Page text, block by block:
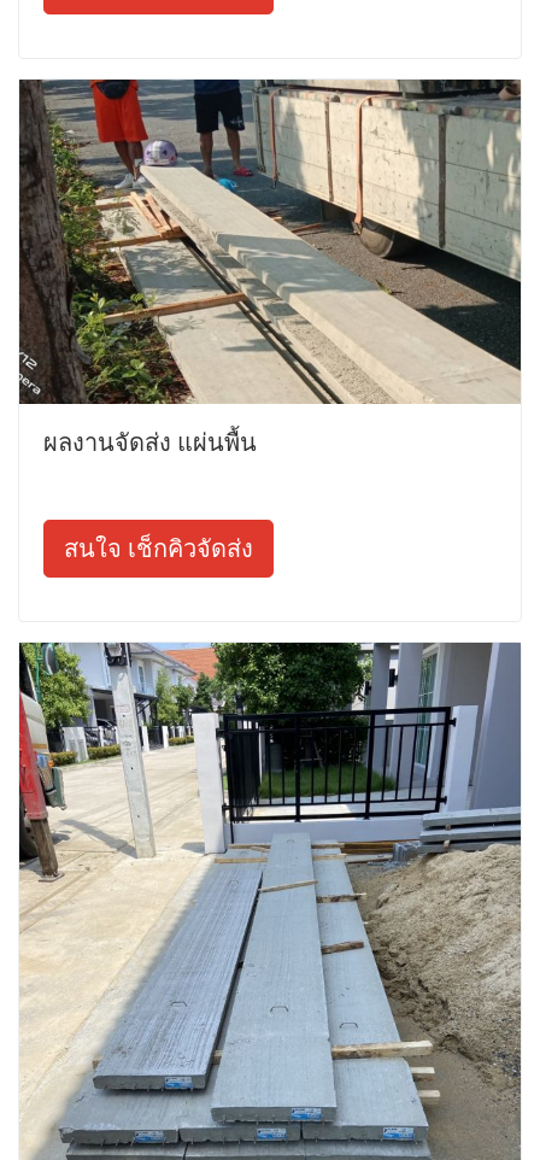
ผลงานจัดส่ง แผ่นพื้น
สนใจ เช็กคิวจัดส่ง